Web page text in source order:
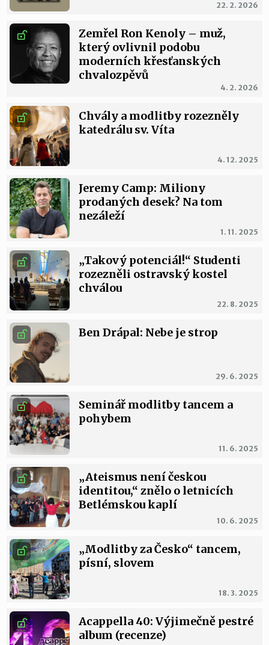
22. 2. 2026
4. 2. 2026
Zemřel Ron Kenoly – muž,
který ovlivnil podobu
moderních křesťanských
chvalozpěvů
4. 12. 2025
Chvály a modlitby rozezněly
katedrálu sv. Víta
1. 11. 2025
Jeremy Camp: Miliony
prodaných desek? Na tom
nezáleží
22. 8. 2025
„Takový potenciál!“ Studenti
rozezněli ostravský kostel
chválou
29. 6. 2025
Ben Drápal: Nebe je strop
11. 6. 2025
Seminář modlitby tancem a
pohybem
10. 6. 2025
„Ateismus není českou
identitou,“ znělo o letnicích
Betlémskou kaplí
18. 3. 2025
„Modlitby za Česko“ tancem,
písní, slovem
Acappella 40: Výjimečně pestré
album (recenze)